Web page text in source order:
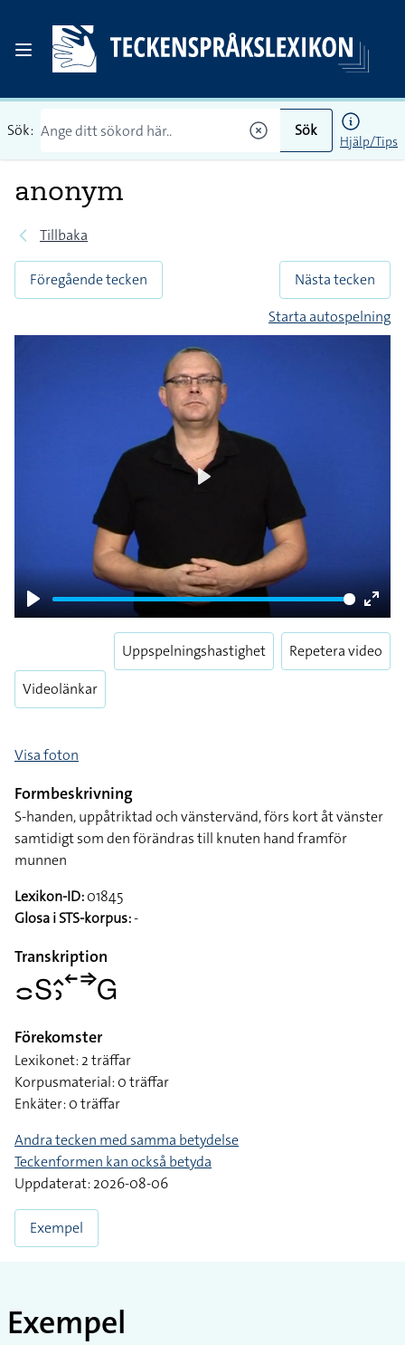
Sök: Sök
Hjälp/Tips
anonym
Tillbaka
Föregående tecken
Nästa tecken
Starta autospelning
Play
Enter
Videolänkar
Uppspelningshastighet Repetera video
Visa foton
Formbeskrivning
S-handen, uppåtriktad och vänstervänd, förs kort åt vänster
samtidigt som den förändras till knuten hand framför
munnen
Lexikon-ID:01845
Glosa i STS-korpus:-
Transkription
􌤌􌥅􌤵􌤶􌥢􌦆􌤦
Förekomster
Lexikonet: 2 träffar
Korpusmaterial: 0 träffar
Enkäter: 0 träffar
Andra tecken med samma betydelse
Teckenformen kan också betyda
Uppdaterat: 2026-08-06
Exempel
Exempel